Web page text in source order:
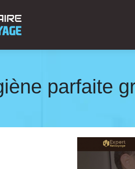
parfaite